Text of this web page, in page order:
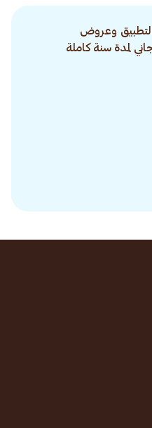
وعروض
لمدة سنة كاملة